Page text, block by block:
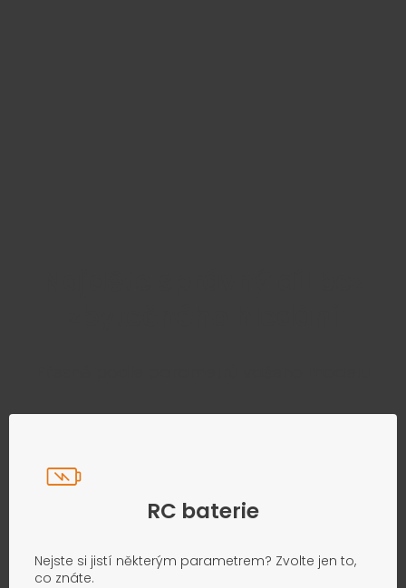
RC baterie
Nejste si jistí některým parametrem? Zvolte jen to,
co znáte.